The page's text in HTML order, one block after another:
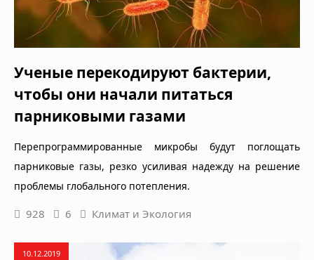
Ученые перекодируют бактерии,
чтобы они начали питаться
парниковыми газами
Перепрограммированные микробы будут поглощать
парниковые газы, резко усиливая надежду на решение
проблемы глобального потепления.
928 6 Климат и Экология
10.12.2019